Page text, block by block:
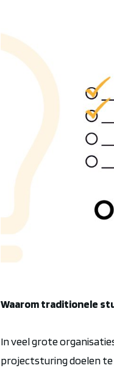
Waarom traditionele
In veel grote
projectsturing doelen te